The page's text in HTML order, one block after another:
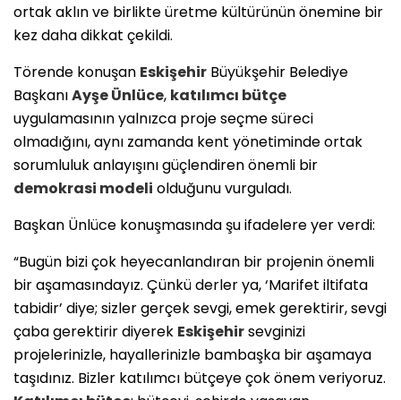
ortak aklın ve birlikte üretme kültürünün önemine bir
kez daha dikkat çekildi.
Törende konuşan Eskişehir Büyükşehir Belediye
BaşkanıAyşe Ünlüce, katılımcı bütçe
uygulamasının yalnızca proje seçme süreci
olmadığını, aynı zamanda kent yönetiminde ortak
sorumluluk anlayışını güçlendiren önemli bir
demokrasi modeli olduğunu vurguladı.
Başkan Ünlüce konuşmasında şu ifadelere yer verdi:
“Bugün bizi çok heyecanlandıran bir projenin önemli
bir aşamasındayız. Çünkü derler ya, ‘Marifet iltifata
tabidir’ diye; sizler gerçek sevgi, emek gerektirir, sevgi
çaba gerektirir diyerek Eskişehirsevginizi
projelerinizle, hayallerinizle bambaşka bir aşamaya
taşıdınız. Bizler katılımcı bütçeye çok önem veriyoruz.